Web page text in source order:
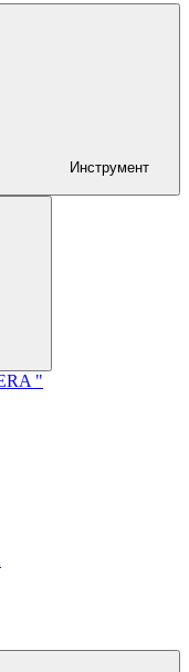
Инструмент
"